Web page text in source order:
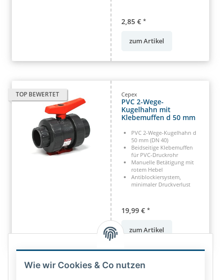
2,85 € *
zum Artikel
TOP BEWERTET Cepex
PVC 2-Wege-
Kugelhahn mit
Klebemuffen d 50 mm
PVC 2-Wege-Kugelhahn d
50 mm (DN 40)
Beidseitige Klebemuffen
für PVC-Druckrohr
Manuelle Betätigung mit
rotem Hebel
Antiblockiersystem,
minimaler Druckverlust
19,99 € *
zum Artikel
Wie wir Cookies & Co nutzen